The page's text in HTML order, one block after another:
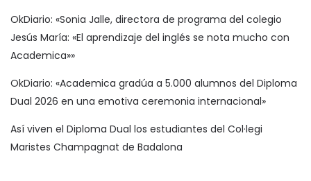
OkDiario: «Sonia Jalle, directora de programa del colegio
Jesús María: «El aprendizaje del inglés se nota mucho con
Academica»»
OkDiario: «Academica gradúa a 5.000 alumnos del Diploma
Dual 2026 en una emotiva ceremonia internacional»
Así viven el Diploma Dual los estudiantes del Col·legi
Maristes Champagnat de Badalona